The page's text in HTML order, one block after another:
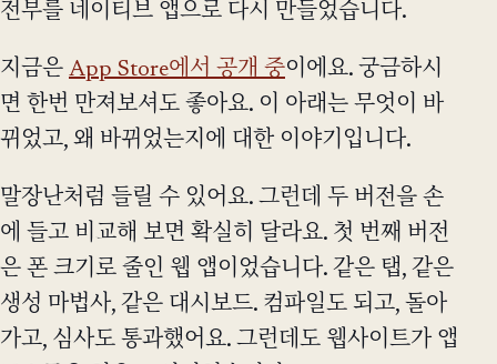
전부를 네이티브 앱으로 다시 만들었습니다.
지금은 App Store에서 공개 중이에요. 궁금하시
면 한번 만져보셔도 좋아요. 이 아래는 무엇이 바
뀌었고, 왜 바뀌었는지에 대한 이야기입니다.
말장난처럼 들릴 수 있어요. 그런데 두 버전을 손
에 들고 비교해 보면 확실히 달라요. 첫 번째 버전
은 폰 크기로 줄인 웹 앱이었습니다. 같은 탭, 같은
생성 마법사, 같은 대시보드. 컴파일도 되고, 돌아
가고, 심사도 통과했어요. 그런데도 웹사이트가 앱